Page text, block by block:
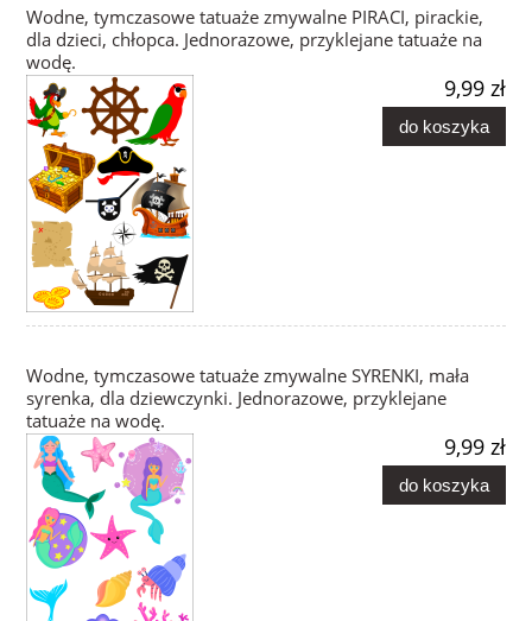
Wodne, tymczasowe tatuaże zmywalne PIRACI, pirackie,
dla dzieci, chłopca. Jednorazowe, przyklejane tatuaże na
wodę.
9,99 zł
do koszyka
Wodne, tymczasowe tatuaże zmywalne SYRENKI, mała
syrenka, dla dziewczynki. Jednorazowe, przyklejane
tatuaże na wodę.
9,99 zł
do koszyka